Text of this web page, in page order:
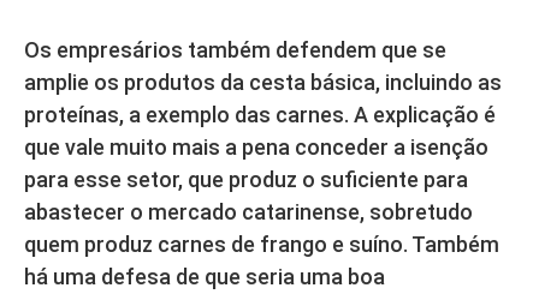
Os empresários também defendem que se
amplie os produtos da cesta básica, incluindo as
proteínas, a exemplo das carnes. A explicação é
que vale muito mais a pena conceder a isenção
para esse setor, que produz o suficiente para
abastecer o mercado catarinense, sobretudo
quem produz carnes de frango e suíno. Também
há uma defesa de que seria uma boa